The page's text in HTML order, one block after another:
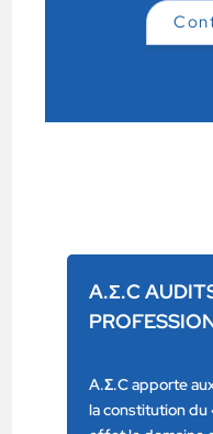
A.Σ.C
A.Σ.C apporte
la constitution du